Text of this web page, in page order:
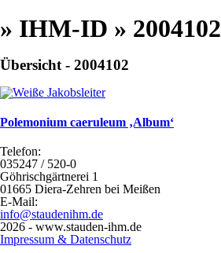
» IHM-ID » 2004102
Übersicht - 2004102
Polemonium caeruleum ‚Album‘
Telefon:
035247 / 520-0
Göhrischgärtnerei 1
01665 Diera-Zehren bei Meißen
E-Mail:
info@staudenihm.de
2026 - www.stauden-ihm.de
Impressum & Datenschutz